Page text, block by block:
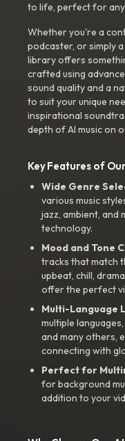
to life, perfect for
Whether you're a
podcaster, or simply
library offers
crafted using
sound quality and a
to suit your unique
inspirational
depth of AI music on
Key Features of
Wide Genre
various music
jazz, ambient, and
technology.
Mood and Tone
tracks that match
upbeat, chill,
offer the perfect
Multi-Language
multiple
and many others,
connecting with
Perfect for
for background
addition to your